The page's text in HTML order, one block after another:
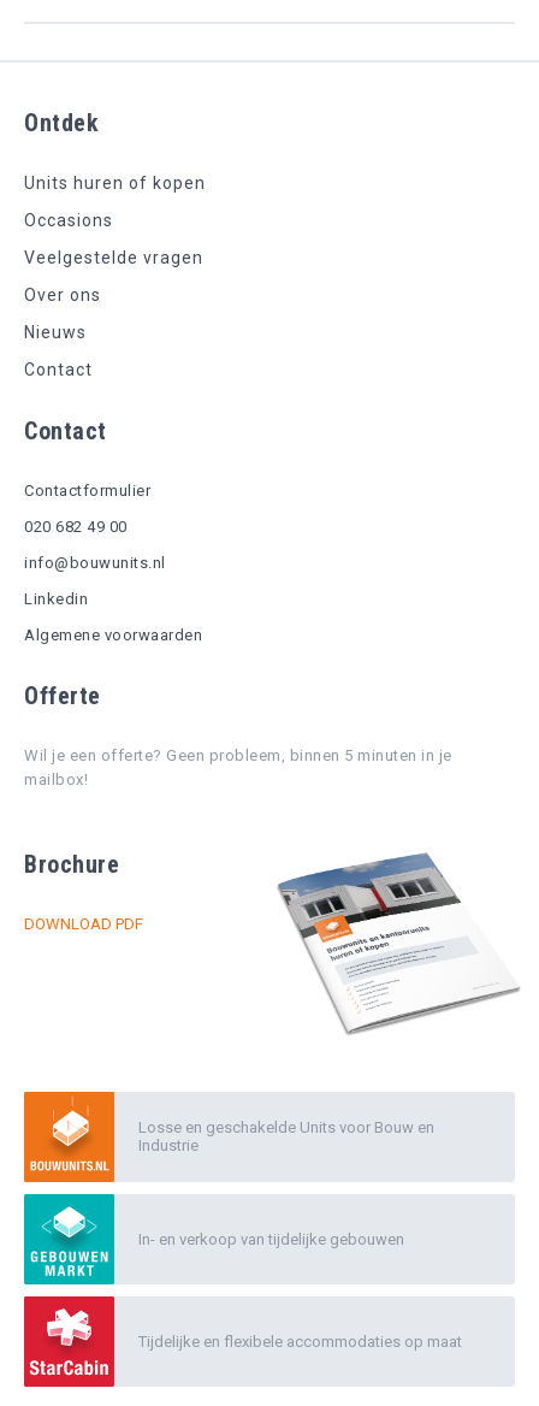
Ontdek
Units huren of kopen
Occasions
Veelgestelde vragen
Over ons
Nieuws
Contact
Contact
Contactformulier
020 682 49 00
info@bouwunits.nl
Linkedin
Algemene voorwaarden
Offerte
Wil je een offerte? Geen probleem, binnen 5 minuten in je
mailbox!
Brochure
DOWNLOAD PDF
Losse en geschakelde Units voor Bouw en
Industrie
In- en verkoop van tijdelijke gebouwen
Tijdelijke en flexibele accommodaties op maat